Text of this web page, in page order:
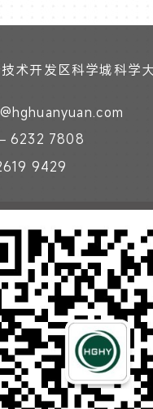
术开发区科学城科学
6232 7808
9429